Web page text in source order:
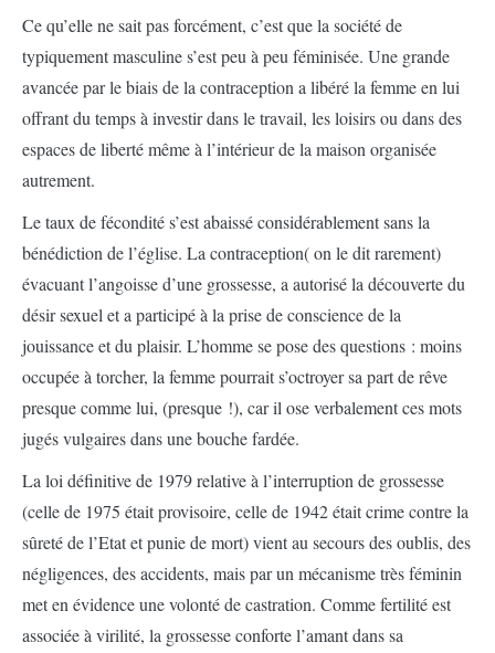
Ce qu’elle ne sait pas forcément, c’est que la société de
typiquement masculine s’est peu à peu féminisée. Une grande
avancée par le biais de la contraception a libéré la femme en lui
offrant du temps à investir dans le travail, les loisirs ou dans des
espaces de liberté même à l’intérieur de la maison organisée
autrement.
Le taux de fécondité s’est abaissé considérablement sans la
bénédiction de l’église. La contraception( on le dit rarement)
évacuant l’angoisse d’une grossesse, a autorisé la découverte du
désir sexuel et a participé à la prise de conscience de la
jouissance et du plaisir. L’homme se pose des questions : moins
occupée à torcher, la femme pourrait s’octroyer sa part de rêve
presque comme lui, (presque !), car il ose verbalement ces mots
jugés vulgaires dans une bouche fardée.
La loi définitive de 1979 relative à l’interruption de grossesse
(celle de 1975 était provisoire, celle de 1942 était crime contre la
sûreté de l’Etat et punie de mort) vient au secours des oublis, des
négligences, des accidents, mais par un mécanisme très féminin
met en évidence une volonté de castration. Comme fertilité est
associée à virilité, la grossesse conforte l’amant dans sa